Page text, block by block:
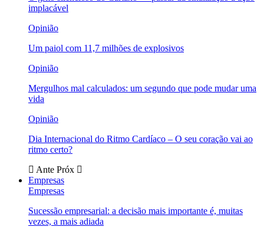
implacável
Opinião
Um paiol com 11,7 milhões de explosivos
Opinião
Mergulhos mal calculados: um segundo que pode mudar uma
vida
Opinião
Dia Internacional do Ritmo Cardíaco – O seu coração vai ao
ritmo certo?
Ante Próx
Empresas
Empresas
Sucessão empresarial: a decisão mais importante é, muitas
vezes, a mais adiada